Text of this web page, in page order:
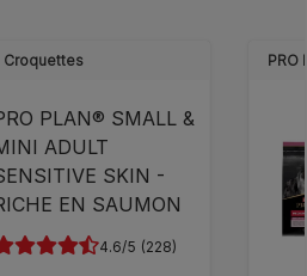
Croquettes
PLAN® SMALL &
ADULT
SKIN -
EN SAUMON
4.6 (228)
PRO